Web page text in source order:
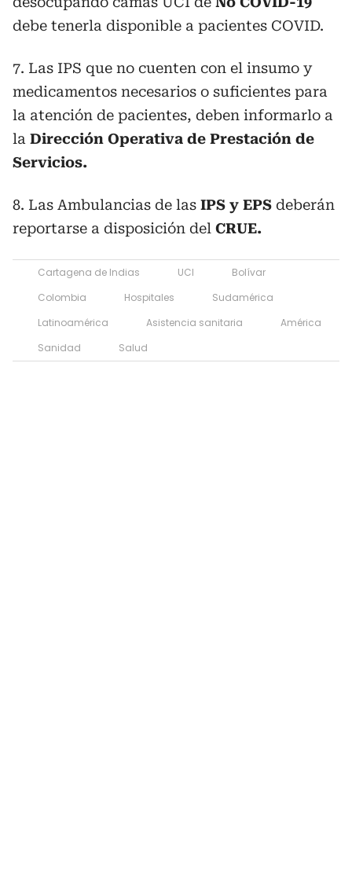
debe tenerla disponible a pacientes COVID.
7. Las IPS que no cuenten con el insumo y
medicamentos necesarios o suficientes para
la atención de pacientes, deben informarlo a
la Dirección Operativa de Prestación de
Servicios.
8. Las Ambulancias de las IPS y EPS deberán
reportarse a disposición del CRUE.
Cartagena de Indias UCI
Bolívar
Colombia
Hospitales
Sudamérica
Latinoamérica
Asistencia sanitaria
América
Sanidad
Salud